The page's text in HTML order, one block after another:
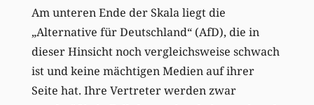
Am unteren Ende der Skala liegt die
„Alternative für Deutschland“ (AfD), die in
dieser Hinsicht noch vergleichsweise schwach
ist und keine mächtigen Medien auf ihrer
Seite hat. Ihre Vertreter werden zwar